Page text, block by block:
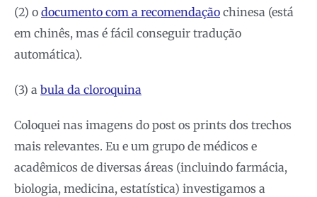
(2) o documento com a recomendação chinesa (está
em chinês, mas é fácil conseguir tradução
automática).
(3) a bula da cloroquina
Coloquei nas imagens do post os prints dos trechos
mais relevantes. Eu e um grupo de médicos e
acadêmicos de diversas áreas (incluindo farmácia,
biologia, medicina, estatística) investigamos a